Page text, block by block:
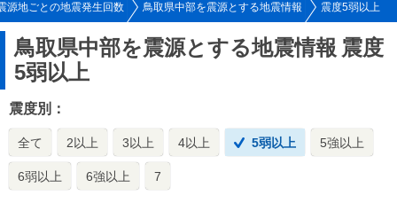
源地ごとの地震発生回数 鳥取県中部を震源とする地震情報 震度5弱以上
鳥取県中部を震源とする地震情報 震度
5弱以上
震度別：
全て 2以上 3以上 4以上 5弱以上 5強以上
6弱以上 6強以上 7